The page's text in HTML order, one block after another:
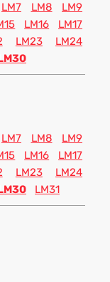
LM7 LM8
LM9
LM16
LM17
LM23
LM24
LM7 LM8
LM9
LM16
LM17
LM23
LM24
LM31